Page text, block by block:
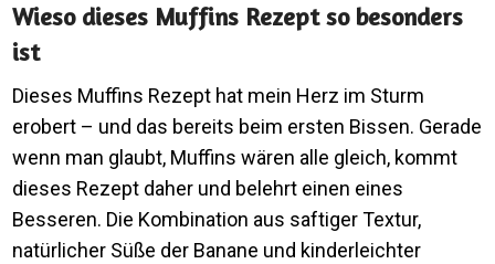
Wieso dieses Muffins Rezept so besonders
ist
Dieses Muffins Rezept hat mein Herz im Sturm
erobert – und das bereits beim ersten Bissen. Gerade
wenn man glaubt, Muffins wären alle gleich, kommt
dieses Rezept daher und belehrt einen eines
Besseren. Die Kombination aus saftiger Textur,
natürlicher Süße der Banane und kinderleichter